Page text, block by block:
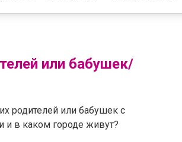
или бабушек/
родителей или бабушек с
и в каком городе живут?